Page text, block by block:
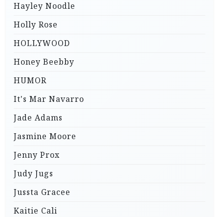
Hayley Noodle
Holly Rose
HOLLYWOOD
Honey Beebby
HUMOR
It's Mar Navarro
Jade Adams
Jasmine Moore
Jenny Prox
Judy Jugs
Jussta Gracee
Kaitie Cali